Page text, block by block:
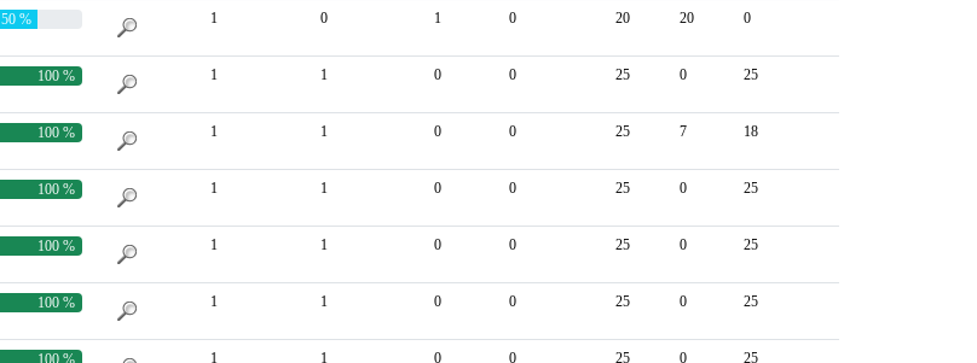
50 % 1 0 1 0 20 20 0
100 % 1 1 0 0 25 0 25
100 % 1 1 0 0 25 7 18
100 % 1 1 0 0 25 0 25
100 % 1 1 0 0 25 0 25
100 % 1 1 0 0 25 0 25
100 % 1 1 0 0 25 0 25